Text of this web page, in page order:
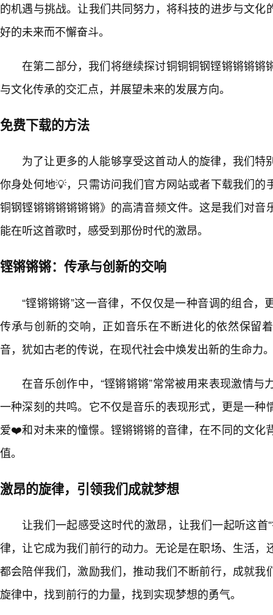
的机遇与挑战。让我们共同努力，将科技的进步与文化
好的未来而不懈奋斗。
在第二部分，我们将继续探讨铜铜铜钢铿锵锵锵锵
与文化传承的交汇点，并展望未来的发展方向。
免费下载的方法
为了让更多的人能够享受这首动人的旋律，我们特
你身处何地💡，只需访问我们官方网站或者下载我们的
铜钢铿锵锵锵锵锵锵》的高清音频文件。这是我们对音
能在听这首歌时，感受到那份时代的激昂。
铿锵锵锵：传承与创新的交响
“铿锵锵锵”这一音律，不仅仅是一种音调的组合，
传承与创新的交响，正如音乐在不断进化的依然保留
音，犹如古老的传说，在现代社会中焕发出新的生命力
在音乐创作中，“铿锵锵锵”常常被用来表现激情与
一种深刻的共鸣。它不仅是音乐的表现形式，更是一种
爱❤️和对未来的憧憬。铿锵锵锵的音律，在不同的文化
值。
激昂的旋律，引领我们成就梦想
让我们一起感受这时代的激昂，让我们一起听这首
律，让它成为我们前行的动力。无论是在职场、生活，
都会陪伴我们，激励我们，推动我们不断前行，成就我
旋律中，找到前行的力量，找到实现梦想的勇气。